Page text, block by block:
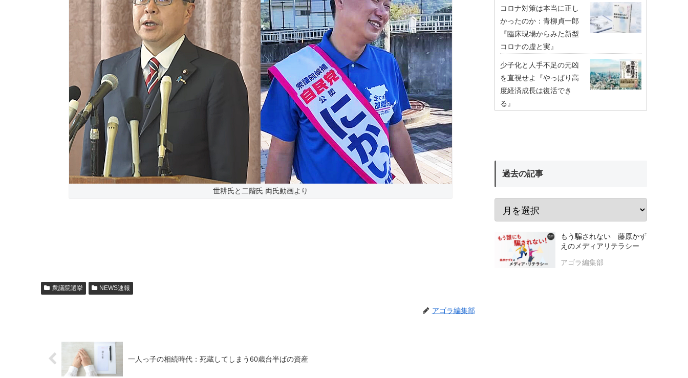
世耕氏と二階氏 両氏動画より
衆議院選挙 NEWS速報
アゴラ編集部
一人っ子の相続時代：死蔵してしまう60歳台半ばの資産
コロナ対策は本当に正し
かったのか：青柳貞一郎
『臨床現場からみた新型
コロナの虚と実』
少子化と人手不足の元凶
を直視せよ『やっぱり高
度経済成長は復活でき
る』
過去の記事
もう騙されない 藤原かず
えのメディアリテラシー
アゴラ編集部